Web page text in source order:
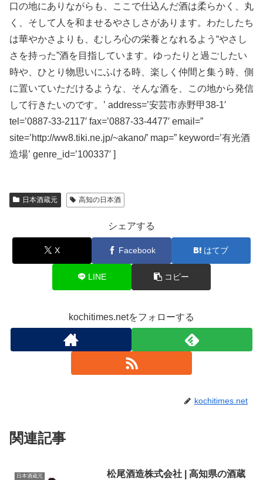
口の地にありながらも、ここで仕込んだ酒は柔らかく、丸
く、そして人を和ませるやさしさがあります。わたしたち
は華やかさよりも、むしろ心の栄養となれるよう“やさし
さを持った”酒を目指しています。ゆったりと過ごしたい
時や、ひとり物思いにふける時、楽しく仲間と集う時、側
に置いていただけるような、そんな酒を、この地から発信
して行きたいのです。’ address=’安芸市赤野甲38-1′
tel=’0887-33-2117′ fax=’0887-33-4477′ email=”
site=’http://ww8.tiki.ne.jp/~akano/’ map=” keyword=’有光酒
造場’ genre_id=’100337′ ]
日本酒蔵元 高知の日本酒
シェアする
X Facebook はてブ
LINE コピー
kochitimes.netをフォローする
kochitimes.net
関連記事
日本酒蔵元 松尾酒造株式会社 | 高知県の酒蔵